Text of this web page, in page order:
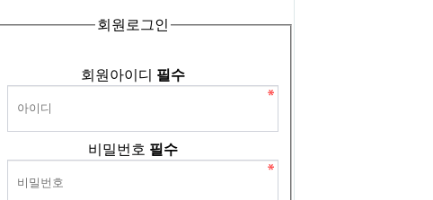
회원로그인
회원아이디 필수
비밀번호 필수